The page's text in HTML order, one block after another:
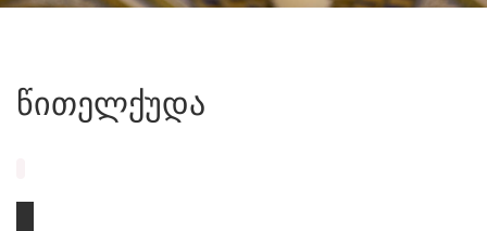
წითელქუდა